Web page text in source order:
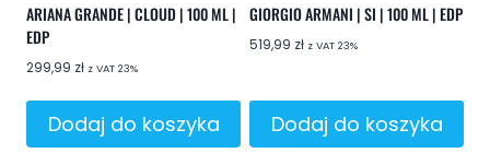
ARIANA GRANDE | CLOUD | 100 ML |
EDP
299,99 zł z VAT 23%
Dodaj do koszyka
GIORGIO ARMANI | SI | 100 ML | EDP
519,99 zł z VAT 23%
Dodaj do koszyka